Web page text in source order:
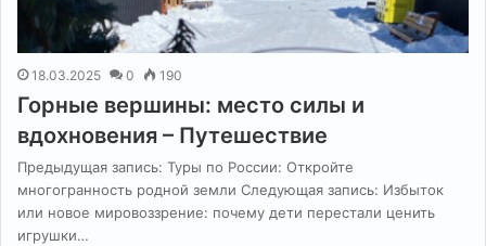
18.03.2025 0 190
Горные вершины: место силы и
вдохновения – Путешествие
Предыдущая запись: Туры по России: Откройте
многогранность родной земли Следующая запись: Избыток
или новое мировоззрение: почему дети перестали ценить
игрушки…